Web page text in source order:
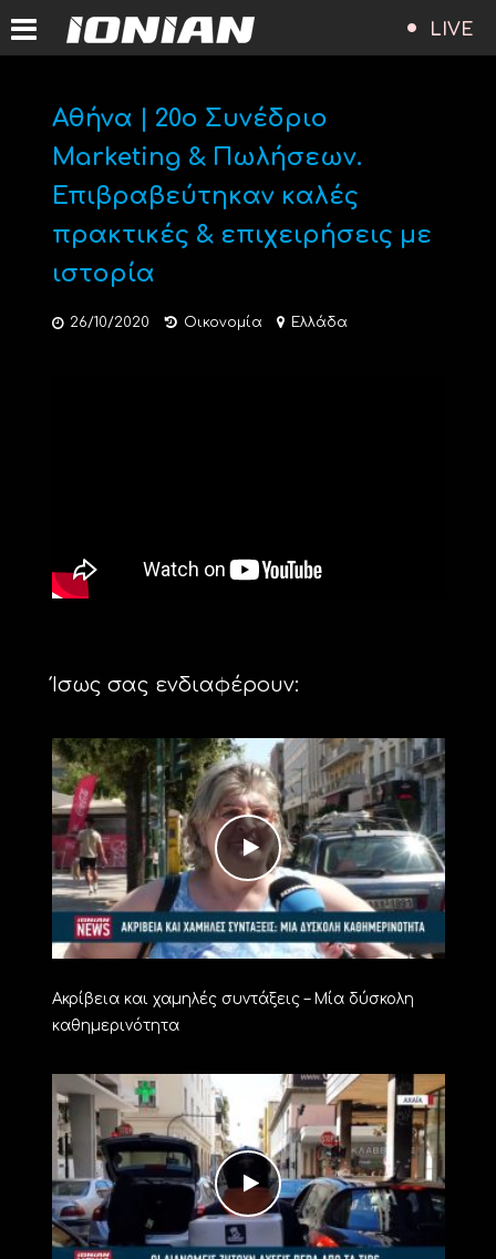
LIVE
Αθήνα | 20ο Συνέδριο
Marketing & Πωλήσεων.
Επιβραβεύτηκαν καλές
πρακτικές & επιχειρήσεις με
ιστορία
26/10/2020 Οικονομία Ελλάδα
Ίσως σας ενδιαφέρουν:
Ακρίβεια και χαμηλές συντάξεις – Μία δύσκολη
καθημερινότητα